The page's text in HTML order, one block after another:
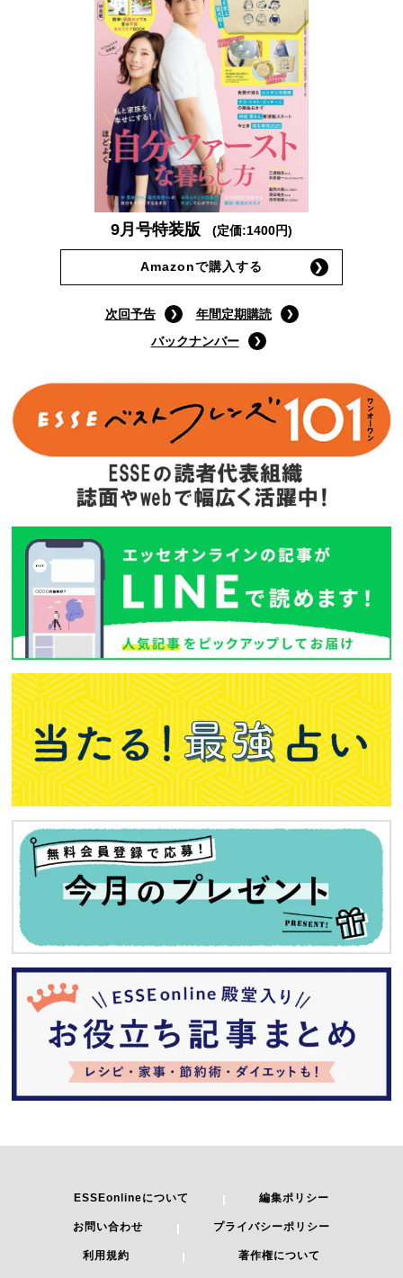
9月号特装版 (定価:1400円)
Amazonで購入する
次回予告
年間定期購読
バックナンバー
ESSEonlineについて 編集ポリシー
お問い合わせ プライバシーポリシー
利用規約 著作権について